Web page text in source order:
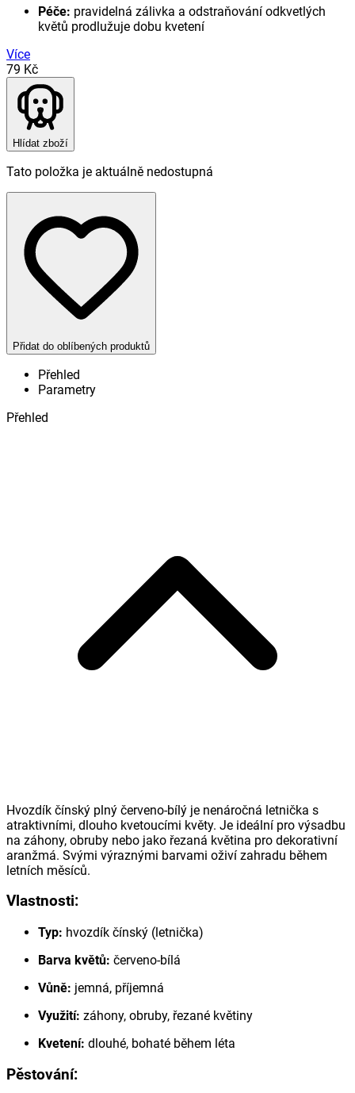
Péče: pravidelná zálivka a odstraňování odkvetlých
květů prodlužuje dobu kvetení
Více
79 Kč
Hlídat zboží
Tato položka je aktuálně nedostupná
Přidat do oblíbených produktů
Přehled
Parametry
Přehled
Hvozdík čínský plný červeno-bílý je nenáročná letnička s
atraktivními, dlouho kvetoucími květy. Je ideální pro výsadbu
na záhony, obruby nebo jako řezaná květina pro dekorativní
aranžmá. Svými výraznými barvami oživí zahradu během
letních měsíců.
Vlastnosti:
Typ: hvozdík čínský (letnička)
Barva květů: červeno-bílá
Vůně: jemná, příjemná
Využití: záhony, obruby, řezané květiny
Kvetení: dlouhé, bohaté během léta
Pěstování: